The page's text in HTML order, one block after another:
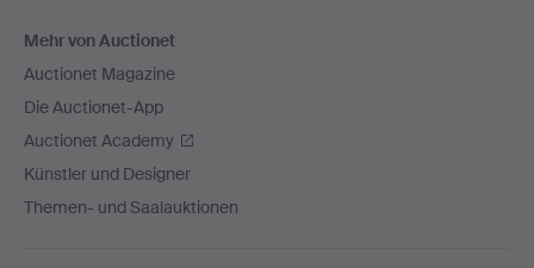
Mehr von Auctionet
Auctionet Magazine
Die Auctionet-App
Auctionet Academy
Künstler und Designer
Themen- und Saalauktionen